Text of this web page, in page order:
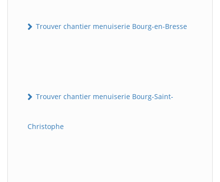
Trouver chantier menuiserie Bourg-en-Bresse
Trouver chantier menuiserie Bourg-Saint-
Christophe